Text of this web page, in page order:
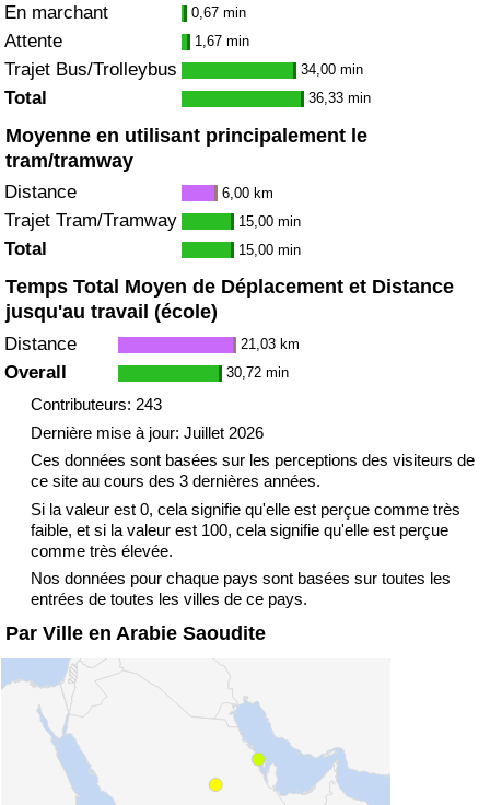
En marchant 0,67 min
Attente 1,67 min
Trajet Bus/Trolleybus 34,00 min
Total 36,33 min
Moyenne en utilisant principalement le
tram/tramway
Distance 6,00 km
Trajet Tram/Tramway 15,00 min
Total 15,00 min
Temps Total Moyen de Déplacement et Distance
jusqu'au travail (école)
Distance 21,03 km
Overall 30,72 min
Contributeurs: 243
Dernière mise à jour: Juillet 2026
Ces données sont basées sur les perceptions des visiteurs de
ce site au cours des 3 dernières années.
Si la valeur est 0, cela signifie qu'elle est perçue comme très
faible, et si la valeur est 100, cela signifie qu'elle est perçue
comme très élevée.
Nos données pour chaque pays sont basées sur toutes les
entrées de toutes les villes de ce pays.
Par Ville en Arabie Saoudite